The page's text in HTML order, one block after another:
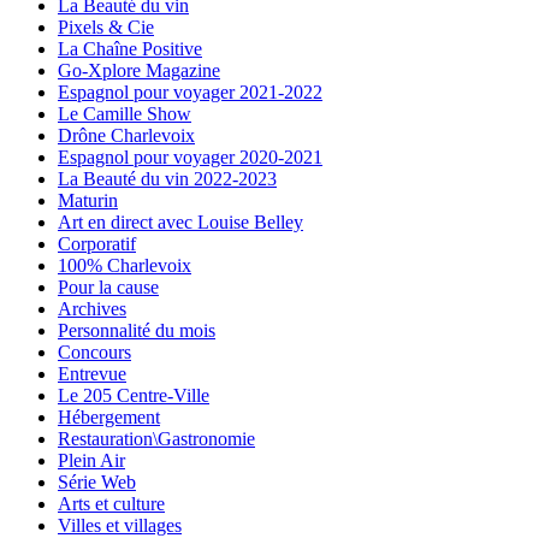
La Beauté du vin
Pixels & Cie
La Chaîne Positive
Go-Xplore Magazine
Espagnol pour voyager 2021-2022
Le Camille Show
Drône Charlevoix
Espagnol pour voyager 2020-2021
La Beauté du vin 2022-2023
Maturin
Art en direct avec Louise Belley
Corporatif
100% Charlevoix
Pour la cause
Archives
Personnalité du mois
Concours
Entrevue
Le 205 Centre-Ville
Hébergement
Restauration\Gastronomie
Plein Air
Série Web
Arts et culture
Villes et villages